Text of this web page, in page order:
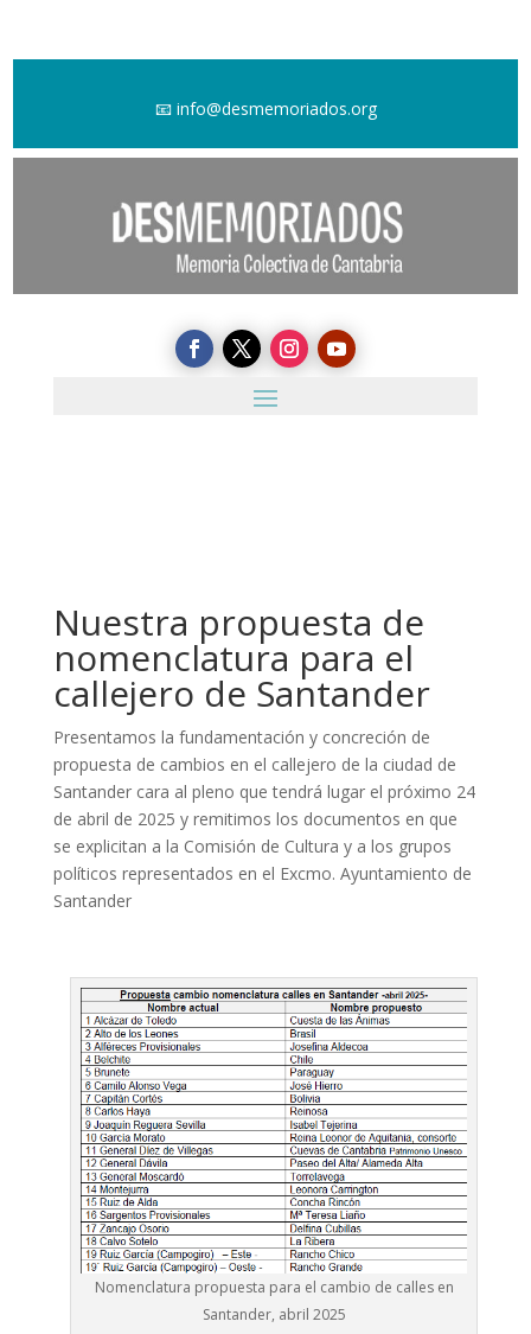
📧 info@desmemoriados.org
Nuestra propuesta de
nomenclatura para el
callejero de Santander
Presentamos la fundamentación y concreción de
propuesta de cambios en el callejero de la ciudad de
Santander cara al pleno que tendrá lugar el próximo 24
de abril de 2025 y remitimos los documentos en que
se explicitan a la Comisión de Cultura y a los grupos
políticos representados en el Excmo. Ayuntamiento de
Santander
Nomenclatura propuesta para el cambio de calles en
Santander, abril 2025